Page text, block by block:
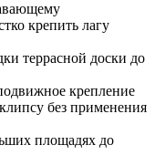
крепить лагу
террасной доски до
крепление
без применения
площадях до